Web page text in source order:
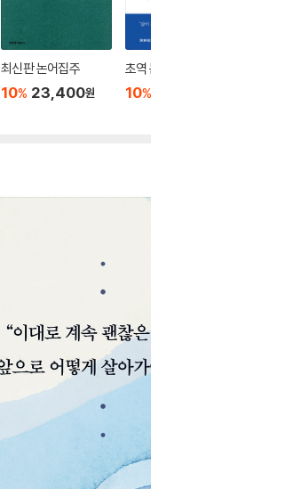
최신판 논어집주
10% 23,400원
초역 논어
10%